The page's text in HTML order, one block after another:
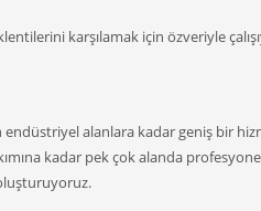
karşılamak için özveriyle
alanlara kadar geniş bir
kadar pek çok alanda